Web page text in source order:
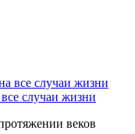
случаи жизни
веков